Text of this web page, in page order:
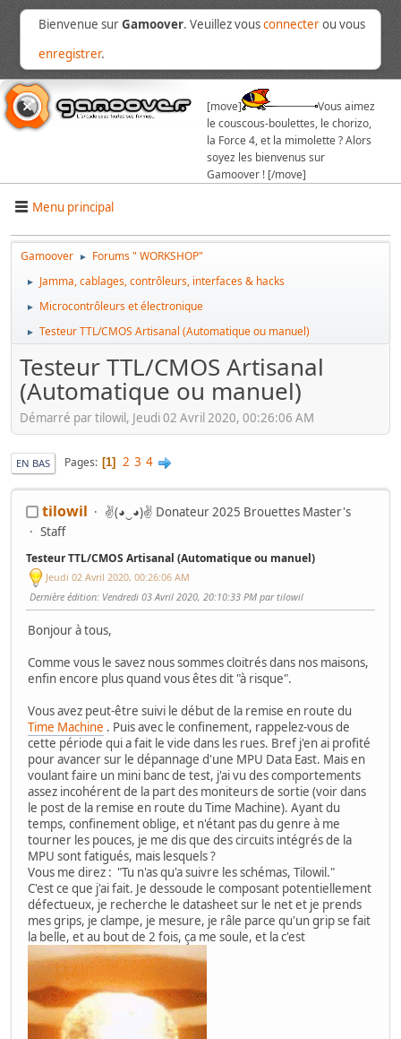
Bienvenue surGamoover. Veuillez vousconnecterou vous
enregistrer.
[move]
Vous aimez
le couscous-boulettes, le chorizo,
la Force 4, et la mimolette ? Alors
soyez les bienvenus sur
Gamoover ! [/move]
Menu principal
Gamoover ► Forums " WORKSHOP"
► Jamma, cablages, contrôleurs, interfaces & hacks
► Microcontrôleurs et électronique
► Testeur TTL/CMOS Artisanal (Automatique ou manuel)
Testeur TTL/CMOS Artisanal
(Automatique ou manuel)
Démarré par tilowil, Jeudi 02 Avril 2020, 00:26:06 AM
EN BAS Pages 1 2 3 4
tilowil
✌(◕‿◕)✌ Donateur 2025 Brouettes Master's
Staff
Testeur TTL/CMOS Artisanal (Automatique ou manuel)
Jeudi 02 Avril 2020, 00:26:06 AM
Dernière édition: Vendredi 03 Avril 2020, 20:10:33 PM par tilowil
Bonjour à tous,
Comme vous le savez nous sommes cloitrés dans nos maisons,
enfin encore plus quand vous êtes dit "à risque".
Vous avez peut-être suivi le début de la remise en route du
Time Machine . Puis avec le confinement, rappelez-vous de
cette période qui a fait le vide dans les rues. Bref j'en ai profité
pour avancer sur le dépannage d'une MPU Data East. Mais en
voulant faire un mini banc de test, j'ai vu des comportements
assez incohérent de la part des moniteurs de sortie (voir dans
le post de la remise en route du Time Machine). Ayant du
temps, confinement oblige, et n'étant pas du genre à me
tourner les pouces, je me dis que des circuits intégrés de la
MPU sont fatigués, mais lesquels ?
Vous me direz : "Tu n'as qu'a suivre les schémas, Tilowil."
C'est ce que j'ai fait. Je dessoude le composant potentiellement
défectueux, je recherche le datasheet sur le net et je prends
mes grips, je clampe, je mesure, je râle parce qu'un grip se fait
la belle, et au bout de 2 fois, ça me soule, et la c'est